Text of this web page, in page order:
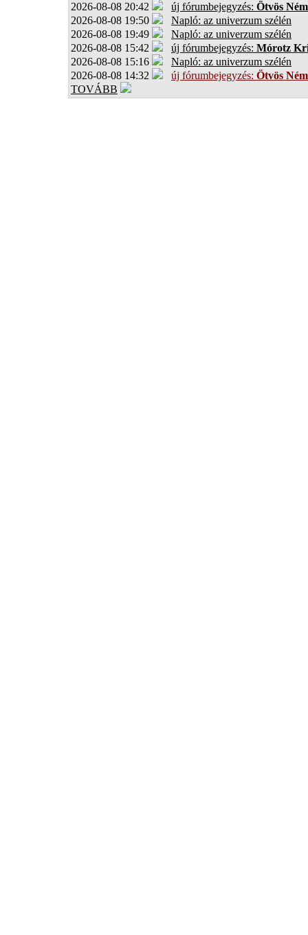
2026-08-08 20:42 új fórumbejegyzés: Ötvös
2026-08-08 19:50
Napló: az univerzum szélén
2026-08-08 19:49
Napló: az univerzum szélén
2026-08-08 15:42
új fórumbejegyzés: Mórotz
2026-08-08 15:16
Napló: az univerzum szélén
2026-08-08 14:32
új fórumbejegyzés: Ötvös
TOVÁBB